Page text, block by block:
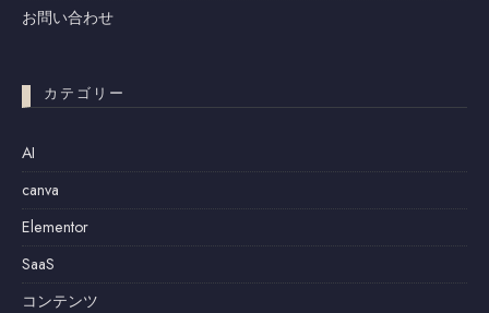
お問い合わせ
カテゴリー
AI
canva
Elementor
SaaS
コンテンツ